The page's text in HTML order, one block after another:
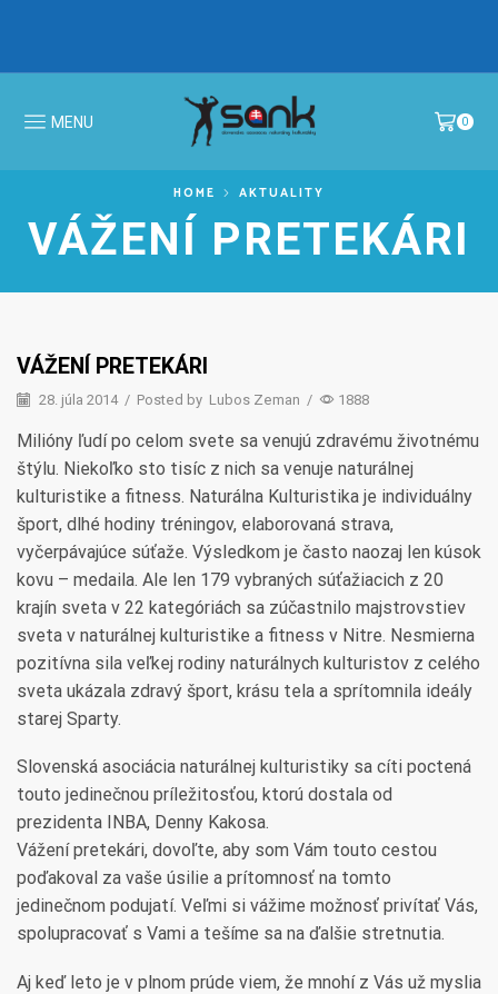
MENU 0
HOME AKTUALITY
VÁŽENÍ PRETEKÁRI
VÁŽENÍ PRETEKÁRI
28. júla 2014 / Posted by Lubos Zeman / 1888
Milióny ľudí po celom svete sa venujú zdravému životnému
štýlu. Niekoľko sto tisíc z nich sa venuje naturálnej
kulturistike a fitness. Naturálna Kulturistika je individuálny
šport, dlhé hodiny tréningov, elaborovaná strava,
vyčerpávajúce súťaže. Výsledkom je často naozaj len kúsok
kovu – medaila. Ale len 179 vybraných súťažiacich z 20
krajín sveta v 22 kategóriách sa zúčastnilo majstrovstiev
sveta v naturálnej kulturistike a fitness v Nitre. Nesmierna
pozitívna sila veľkej rodiny naturálnych kulturistov z celého
sveta ukázala zdravý šport, krásu tela a sprítomnila ideály
starej Sparty.
Slovenská asociácia naturálnej kulturistiky sa cíti poctená
touto jedinečnou príležitosťou, ktorú dostala od
prezidenta INBA, Denny Kakosa.
Vážení pretekári, dovoľte, aby som Vám touto cestou
poďakoval za vaše úsilie a prítomnosť na tomto
jedinečnom podujatí. Veľmi si vážime možnosť privítať Vás,
spolupracovať s Vami a tešíme sa na ďalšie stretnutia.
Aj keď leto je v plnom prúde viem, že mnohí z Vás už myslia